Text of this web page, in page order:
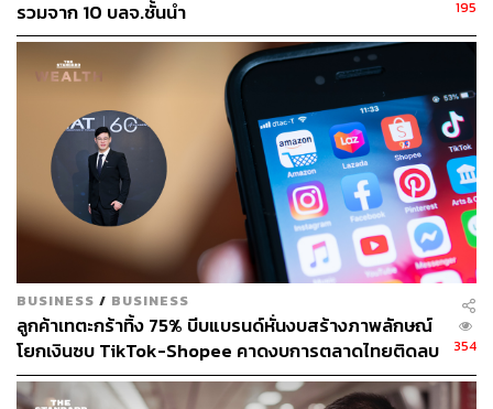
รวมจาก 10 บลจ.ชั้นนำ
195
BUSINESS / BUSINESS
ลูกค้าเทตะกร้าทิ้ง 75% บีบแบรนด์หั่นงบสร้างภาพลักษณ์
โยกเงินซบ TikTok-Shopee คาดงบการตลาดไทยติดลบ
ครั้งแรกในรอบ 14 ปี
354